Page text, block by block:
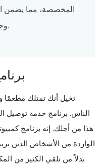
المخصصة، مما يضمن
وجبات دون زيارة المؤسسة فعليًا.
تخيل أنك تمتلك مطعمًا
الناس. برنامج خدمة توصيل
هذا من أجلك. إنه برنامج
الواردة من الأشخاص الذين
بدلاً من تلقي الكثير من